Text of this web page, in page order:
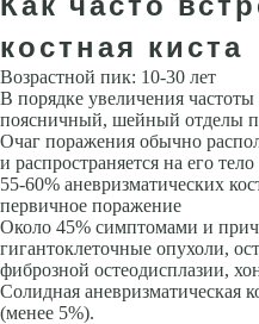
костная киста
Возрастной пик: 10-30 лет
В порядке увеличения
поясничный, шейный отделы
Очаг поражения обычно
и распространяется на его тело
55-60% аневризматических
первичное поражение
Около 45% симптомами и
гигантоклеточные опухоли,
фиброзной остеодисплазии,
Солидная аневризматическая
(менее 5%).